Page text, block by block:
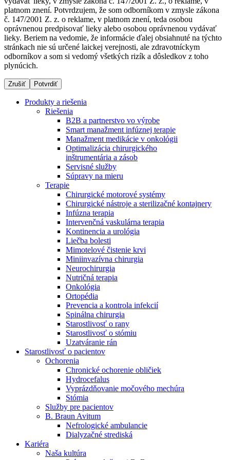
Produktový katalóg​
Objavte naše produkty. ​Navštívte produktový katalóg B.
Braun​ s našim kompletným produktovým portfóliom.​
Dialyzačné strediská
B. Braun Avitum poskytuje kvalitnú dialyzačnú starostlivosť
vo všetkých svojich strediskách na Slovensku. Viac
Nefrologické ambulancie
V nefrologických ambulanciách prevádzkujeme poradenstvo
a prípravu pacientov k jednotlivým metódam náhrady funkcie
obličiek. Zvoľte si mesto, ktoré potrebujete a navštívte nás.
Zostaňte v dialógu s B. Braun. Kontaktujte nás.
platnom znení. Potvrdzujem, že som odborníkom v zmysle zákona
č. 147/2001 Z. z. o reklame, v platnom znení, teda osobou
oprávnenou predpisovať lieky alebo osobou oprávnenou vydávať
lieky. Beriem na vedomie, že informácie ďalej obsiahnuté na týchto
stránkach nie sú určené laickej verejnosti, ale zdravotníckym
odborníkov a som si vedomý všetkých rizík a dôsledkov z toho
plynúcich.
Zrušiť Potvrdiť
Produkty a riešenia
Riešenia
B2B a partnerstvo vo výrobe
Smart manažment infúznej terapie
Manažment medikácie v onkológii
Optimalizácia chirurgického
inštrumentária a zásob
Servisné služby
Súpravy na mieru
Terapie
Chirurgické motorové systémy
Chirurgické nástroje a sterilizačné kontajnery
Infúzna terapia
Intervenčná vaskulárna terapia
Kontinencia a urológia
Liečba bolesti
Mimotelové čistenie krvi
Miniinvazívna chirurgia
Neurochirurgia
Nutričná terapia
Onkológia
Ortopédia
Prevencia a kontrola infekcií
Spinálna chirurgia
Starostlivosť o rany
Starostlivosť o stómiu
Uzatváranie rán
Starostlivosť o pacientov
Ochorenia
Chronické ochorenie obličiek
Hydrocefalus
Vyprázdňovanie močového mechúra
Stómia
Služby pre pacientov
B. Braun Avitum
Nefrologické ambulancie
Dialyzačné strediská
Kariéra
Naša kultúra